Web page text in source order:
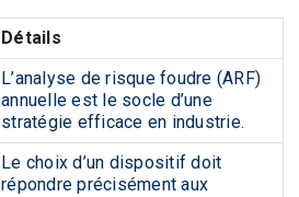
Détails
L’analyse de risque foudre (ARF)
annuelle est le socle d’une
stratégie efficace en industrie.
Le choix d’un dispositif doit
répondre précisément aux